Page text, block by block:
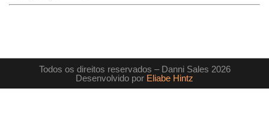
Todos os direitos reservados – Danni Sales 2026
Desenvolvido por Eliabe Hintz